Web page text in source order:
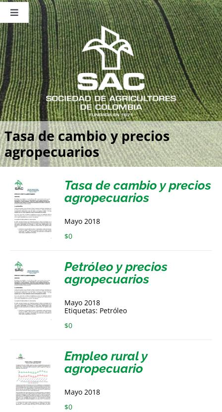
Saltar
contenido
Toggle
Navigation
Nosotros
Publicaciones
Sala de Prensa
Eventos
Tasa de cambio y precios
agropecuarios
Tasa de cambio y precios
agropecuarios
Mayo 2018
$0
Petróleo y precios
agropecuarios
Mayo 2018
Etiquetas: Petróleo
$0
Empleo rural y
agropecuario
Mayo 2018
$0